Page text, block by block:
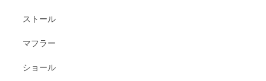
ストール
マフラー
ショール